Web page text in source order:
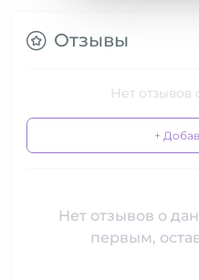
Отзывы
Нет отзывов
+
Нет отзывов о
первым,